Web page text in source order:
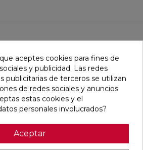
moldura, texturado, natural y no
especial (1,5x18,4), útil para
en
Resistente a
Apto para pared de ducha.
con las colecciones Land y
y simulando
en color verde.
aceptes cookies para fines de
y publicidad. Las redes
publicitarias de terceros se utilizan
de redes sociales y anuncios
estas cookies y el
personales involucrados?
Aceptar